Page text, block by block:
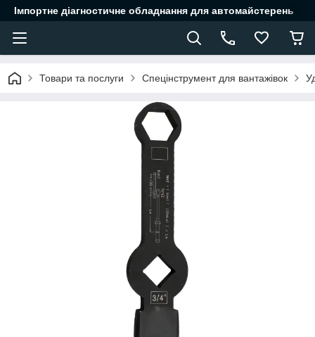
Імпортне діагностичне обладнання для автомайстерень
Товари та послуги Спецінструмент для вантажівок